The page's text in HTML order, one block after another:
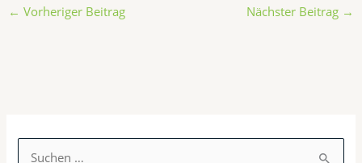
← Vorheriger Beitrag Nächster Beitrag →